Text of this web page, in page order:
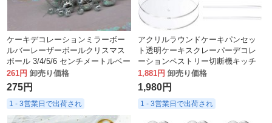
ケーキデコレーションミラーボー
ルバーレーザーボールクリスマス
ボール 3/4/5/6 センチメートルベー
キングデコレーションオーナメン
トガラス反射
261円 卸売り価格
275円
1 - 3営業日で出荷され
アクリルラウンドケーキパンセッ
ト透明ケーキスクレーパーデコレ
ーションペストリー切断機キッチ
ンベーキング
1,881円 卸売り価格
1,980円
1 - 3営業日で出荷され